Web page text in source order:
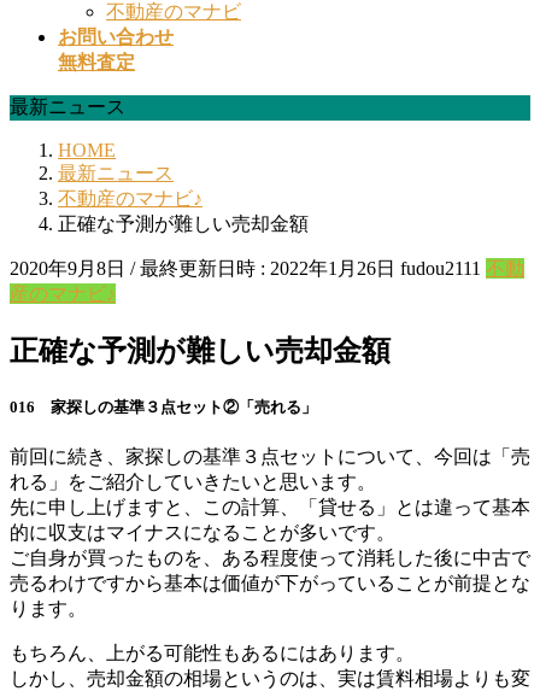
不動産のマナビ
お問い合わせ
無料査定
最新ニュース
HOME
最新ニュース
不動産のマナビ♪
正確な予測が難しい売却金額
2020年9月8日 / 最終更新日時 : 2022年1月26日 fudou2111 不動
産のマナビ♪
正確な予測が難しい売却金額
016 家探しの基準３点セット②「売れる」
前回に続き、家探しの基準３点セットについて、今回は「売
れる」をご紹介していきたいと思います。
先に申し上げますと、この計算、「貸せる」とは違って基本
的に収支はマイナスになることが多いです。
ご自身が買ったものを、ある程度使って消耗した後に中古で
売るわけですから基本は価値が下がっていることが前提とな
ります。
もちろん、上がる可能性もあるにはあります。
しかし、売却金額の相場というのは、実は賃料相場よりも変